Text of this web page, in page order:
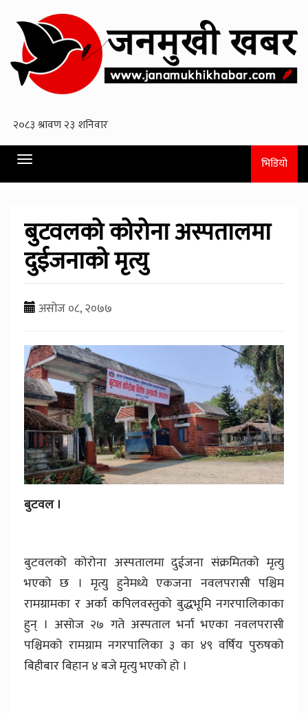
Toggle
navigation
भिडियो
बुटवलको कोरोना अस्पतालमा
दुईजनाको मृत्यु
असोज ०८, २०७७
बुटवल ।
बुटवलको कोरोना अस्पतालमा दुईजना संक्रमितको मृत्यु
भएको छ । मृत्यु हुनेमध्ये एकजना नवलपरासी पश्चिम
रामग्रामका र अर्का कपिलवस्तुको बुद्धभूमि नगरपालिकाका
हुन् । असोज २७ गते अस्पताल भर्ना भएका नवलपरासी
पश्चिमको रामग्राम नगरपालिका ३ का ४९ वर्षिय पुरुषको
बिहीबार बिहान ४ बजे मृत्यु भएको हो ।